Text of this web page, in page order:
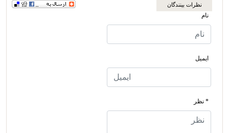
نظرات بینندگان
نام
ایمیل
* نظر